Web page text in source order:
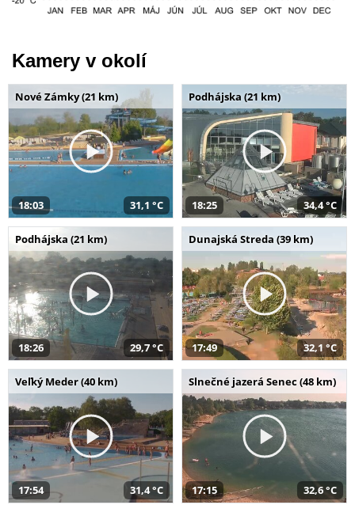
Kamery v okolí
Nové Zámky (21 km)
18:03 31,1 °C
Podhájska (21 km)
18:25 34,4 °C
Podhájska (21 km)
18:26 29,7 °C
Dunajská Streda (39 km)
17:49 32,1 °C
Veľký Meder (40 km)
17:54 31,4 °C
Slnečné jazerá Senec (48 km)
17:15 32,6 °C